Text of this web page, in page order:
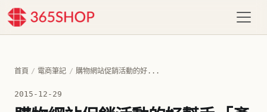
首頁 / 電商筆記 / 購物網站促銷活動的好...
2015-12-29